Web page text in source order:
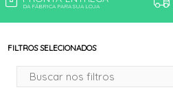
DA FÁBRICA PARA SUA LOJA
FILTROS SELECIONADOS